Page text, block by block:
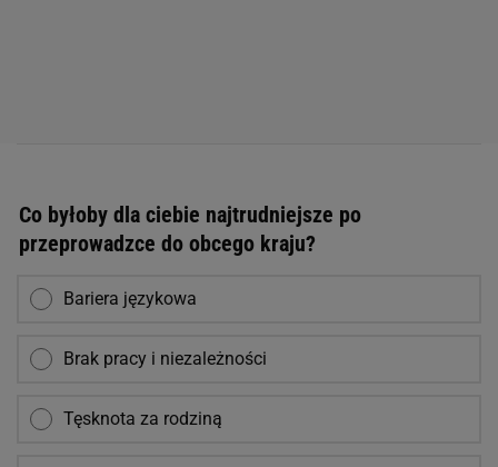
Co byłoby dla ciebie najtrudniejsze po
przeprowadzce do obcego kraju?
Bariera językowa
Brak pracy i niezależności
Tęsknota za rodziną